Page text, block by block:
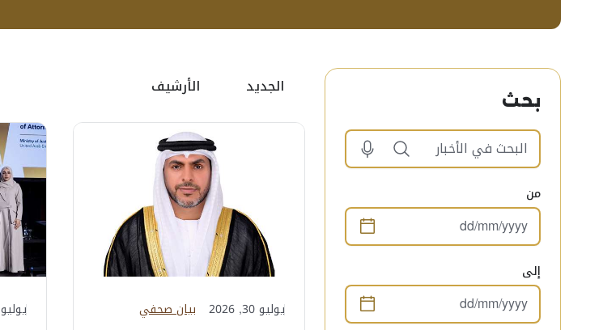
بحث
البحث في الأخبار. Results will be updated automatically when you click the search button or press enter.
من
إلى
الجديد الأرشيف
يوليو 30, 2026 بيان صحفي يوليو 13, 2026